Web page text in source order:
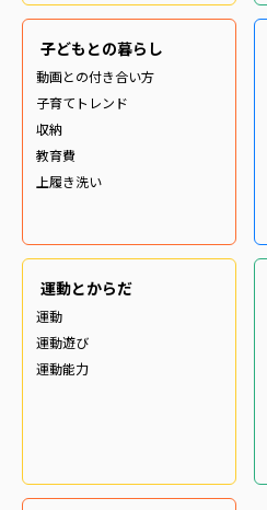
子どもとの暮らし
動画との付き合い方
子育てトレンド
収納
教育費
上履き洗い
運動とからだ
運動
運動遊び
運動能力